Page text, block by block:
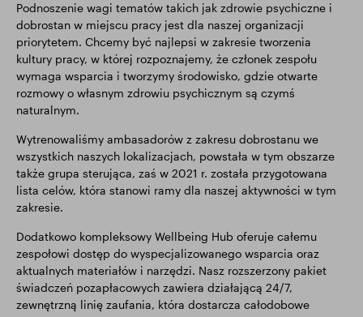
Podnoszenie wagi tematów takich jak zdrowie psychiczne i
dobrostan w miejscu pracy jest dla naszej organizacji
priorytetem. Chcemy być najlepsi w zakresie tworzenia
kultury pracy, w której rozpoznajemy, że członek zespołu
wymaga wsparcia i tworzymy środowisko, gdzie otwarte
rozmowy o własnym zdrowiu psychicznym są czymś
naturalnym.
Wytrenowaliśmy ambasadorów z zakresu dobrostanu we
wszystkich naszych lokalizacjach, powstała w tym obszarze
także grupa sterująca, zaś w 2021 r. została przygotowana
lista celów, która stanowi ramy dla naszej aktywności w tym
zakresie.
Dodatkowo kompleksowy Wellbeing Hub oferuje całemu
zespołowi dostęp do wyspecjalizowanego wsparcia oraz
aktualnych materiałów i narzędzi. Nasz rozszerzony pakiet
świadczeń pozapłacowych zawiera działającą 24/7,
zewnętrzną linię zaufania, która dostarcza całodobowe